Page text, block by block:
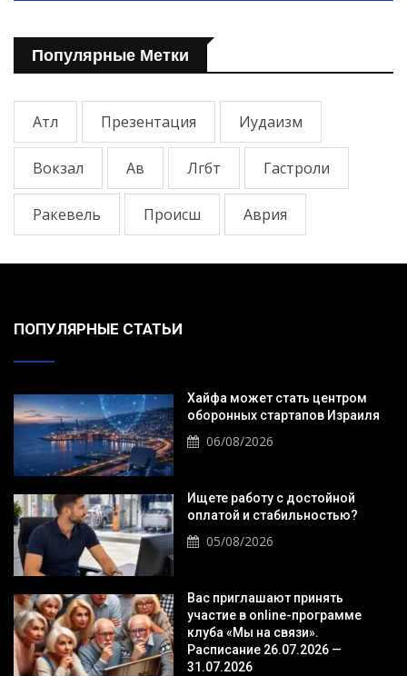
Популярные Метки
Атл Презентация Иудаизм
Вокзал Ав Лгбт Гастроли
Ракевель Происш Аврия
ПОПУЛЯРНЫЕ СТАТЬИ
Хайфа может стать центром
оборонных стартапов Израиля
06/08/2026
Ищете работу с достойной
оплатой и стабильностью?
05/08/2026
Вас приглашают принять
участие в online-программе
клуба «Мы на связи».
Расписание 26.07.2026 —
31.07.2026